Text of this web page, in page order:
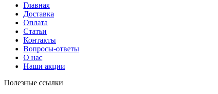
Главная
Доставка
Оплата
Статьи
Контакты
Вопросы-ответы
О нас
Наши акции
Полезные ссылки